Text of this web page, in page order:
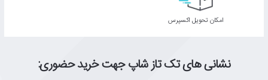
اﻣﮑﺎن ﺗﺤﻮﯾﻞ اﮐﺴﭙﺮس
نشانی های تک تاز شاپ جهت خرید حضوری: